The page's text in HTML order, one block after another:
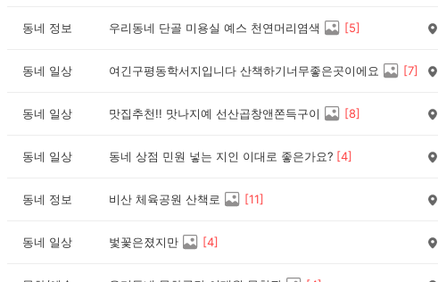
동네 정보 우리동네 단골 미용실 예스 천연머리염색 [5]
동네 일상 여긴구평동학서지입니다 산책하기너무좋은곳이에요 [7]
동네 일상 맛집추천!! 맛나지예 선산곱창앤쫀득구이 [8]
동네 일상 동네 상점 민원 넣는 지인 이대로 좋은가요? [4]
동네 정보 비산 체육공원 산책로 [11]
동네 일상 벛꽃은졌지만 [4]